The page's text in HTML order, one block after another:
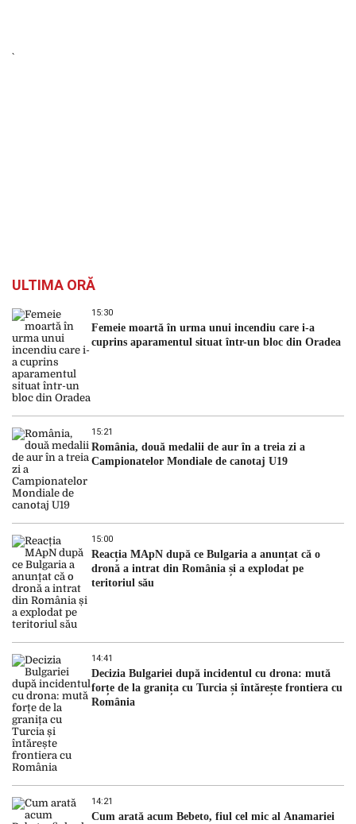
ULTIMA ORĂ
15:30
Femeie moartă în urma unui incendiu care i-a
cuprins aparamentul situat într-un bloc din Oradea
15:21
România, două medalii de aur în a treia zi a
Campionatelor Mondiale de canotaj U19
15:00
Reacția MApN după ce Bulgaria a anunțat că o
dronă a intrat din România și a explodat pe
teritoriul său
14:41
Decizia Bulgariei după incidentul cu drona: mută
forțe de la granița cu Turcia și întărește frontiera cu
România
14:21
Cum arată acum Bebeto, fiul cel mic al Anamariei